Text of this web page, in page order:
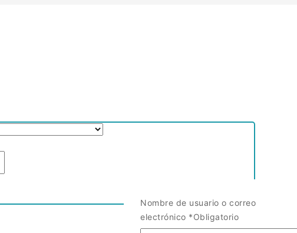
Nombre de usuario o correo
electrónico *Obligatorio